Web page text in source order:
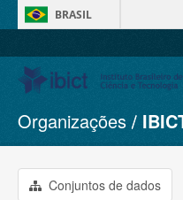
BRASIL
Conjuntos de dados
Organizações
Grupos
Organizações
Conjuntos de dados